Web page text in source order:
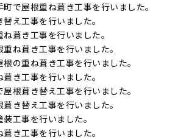
で屋根重ね葺き工事を行いました。
え工事を行いました。
葺き工事を行いました。
ね葺き工事を行いました。
の重ね葺き工事を行いました。
き工事を行いました。
根葺き替え工事を行いました。
き替え工事を行いました。
工事を行いました。
き工事を行いました。